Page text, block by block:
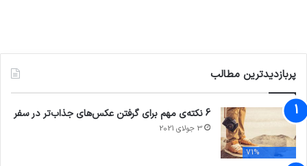
پربازدیدترین مطالب
71%
6 نکته‌ی مهم برای گرفتن عکس‌های جذاب‌تر در سفر
3 جولای 2021